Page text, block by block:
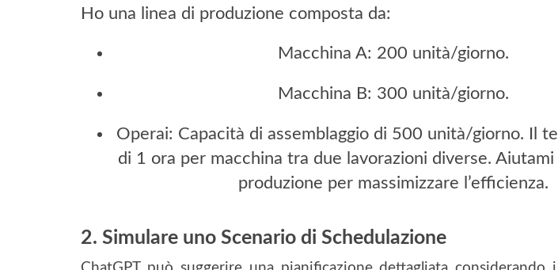
Ho una linea di produzione composta da:
Macchina A: 200 unità/giorno.
Macchina B: 300 unità/giorno.
Operai: Capacità di assemblaggio di 500 unità/giorno. Il
di 1 ora per macchina tra due lavorazioni diverse.
produzione per massimizzare l’efficienza.
2. Simulare uno Scenario di Schedulazione